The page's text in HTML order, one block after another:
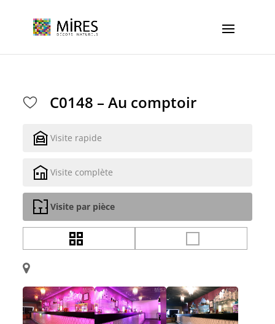
C0148 – Au comptoir
Visite rapide
Visite complète
Visite par pièce